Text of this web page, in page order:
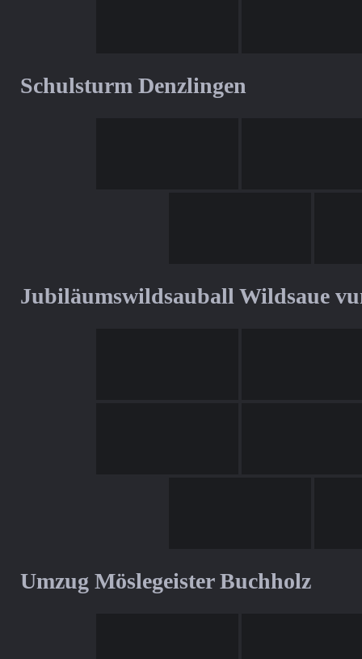
Schulsturm Denzlingen
Jubiläumswildsauball Wildsaue
Umzug Möslegeister Buchholz